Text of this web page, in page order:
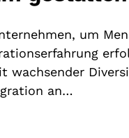
um
wachsender
an…